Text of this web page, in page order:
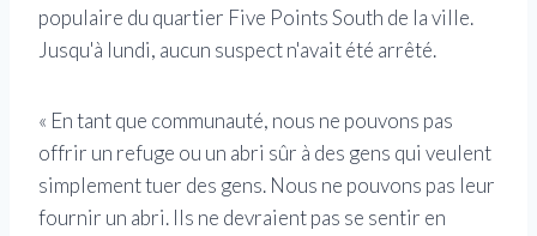
populaire du quartier Five Points South de la ville.
Jusqu'à lundi, aucun suspect n'avait été arrêté.
« En tant que communauté, nous ne pouvons pas
offrir un refuge ou un abri sûr à des gens qui veulent
simplement tuer des gens. Nous ne pouvons pas leur
fournir un abri. Ils ne devraient pas se sentir en